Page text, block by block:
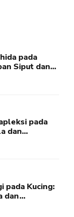
pada
Siput dan
pada
dan
pada Kucing:
dan